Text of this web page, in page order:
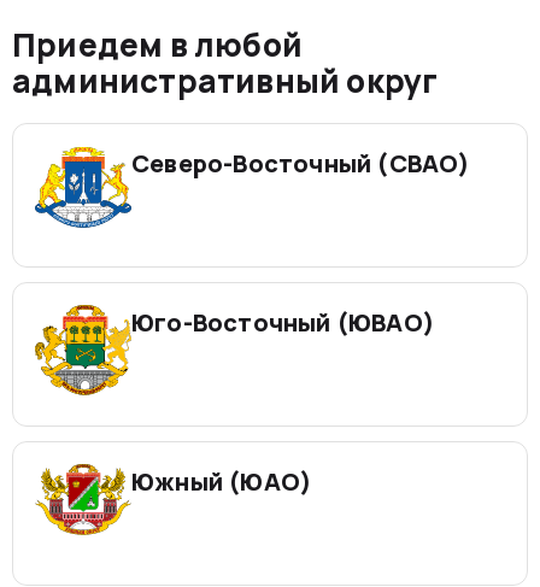
Приедем в любой
административный округ
Северо-Восточный (СВАО)
Юго-Восточный (ЮВАО)
Южный (ЮАО)